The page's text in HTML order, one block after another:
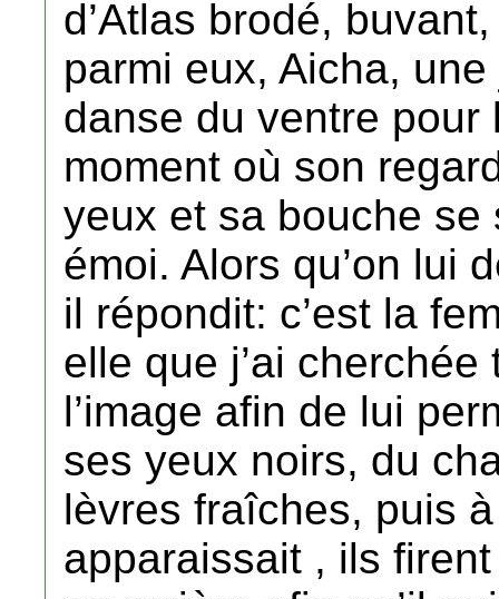
d’Atlas brodé,
parmi eux, Aicha,
danse du ventre pour
moment où son
yeux et sa bouche
émoi. Alors qu’on lui
il répondit: c’est la
elle que j’ai
l’image afin de lui
ses yeux noirs, du
lèvres fraîches, puis
apparaissait , ils